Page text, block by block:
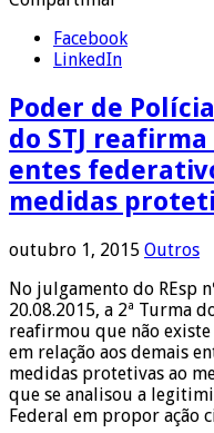
Facebook
LinkedIn
Poder de
do STJ
entes
medidas
outubro 1, 2015 Outros
No julgamento do REsp
20.08.2015, a 2ª Turma
reafirmou que não
em relação aos demais
medidas protetivas ao
que se analisou a
Federal em propor